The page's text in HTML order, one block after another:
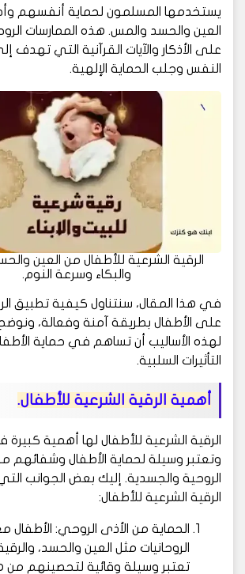
يستخدمها المسلمون لحماية أنفسهم
العين والحسد والمس. هذه الممارسات
على الأذكار والآيات القرآنية التي تهدف
النفس وجلب الحماية الإلهية.
الرقية الشرعية للأطفال من العين
والبكاء وسرعة النوم.
في هذا المقال، سنتناول كيفية تطبيق
على الأطفال بطريقة آمنة وفعالة،
لهذه الأساليب أن تساهم في حماية
التأثيرات السلبية.
أهمية الرقية الشرعية للأطفال.
الرقية الشرعية للأطفال لها أهمية كبيرة
وتعتبر وسيلة لحماية الأطفال وشفائهم
الروحية والجسدية. إليك بعض الجوانب
الرقية الشرعية للأطفال:
الحماية من الأذى الروحي: الأطفال
الروحانيات مثل العين والحسد،
تعتبر وسيلة وقائية لتحصينهم من